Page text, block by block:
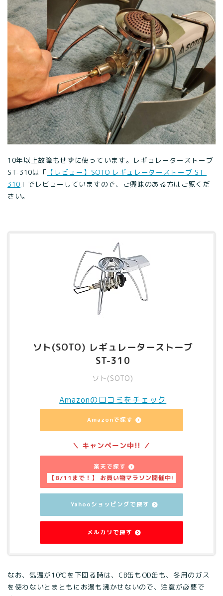
10年以上故障もせずに使っています。レギュレーターストーブ
ST-310は「 【レビュー】SOTO レギュレーターストーブ ST-
310 」でレビューしていますので、ご興味のある方はご覧くだ
さい。
ソト(SOTO) レギュレーターストーブ
ST-310
ソト(SOTO)
Amazonの口コミをチェック
Amazonで探す
楽天で探す
Yahooショッピングで探す
メルカリで探す
なお、気温が10℃を下回る時は、CB缶もOD缶も、冬用のガス
を使わないとまともにお湯も沸かせないので、注意が必要で